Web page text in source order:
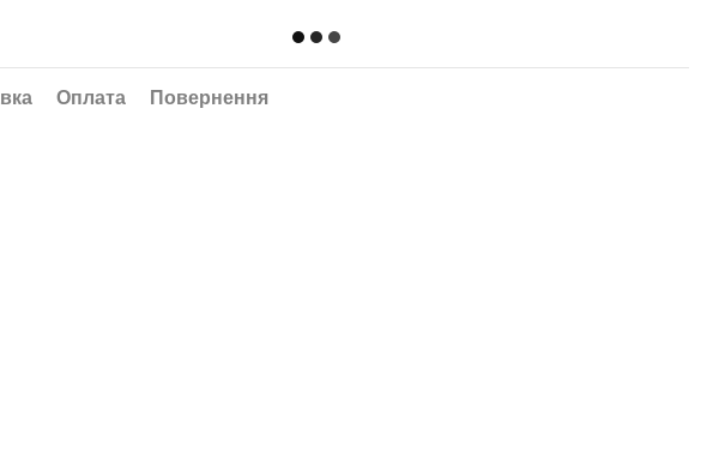
Оплата Повернення